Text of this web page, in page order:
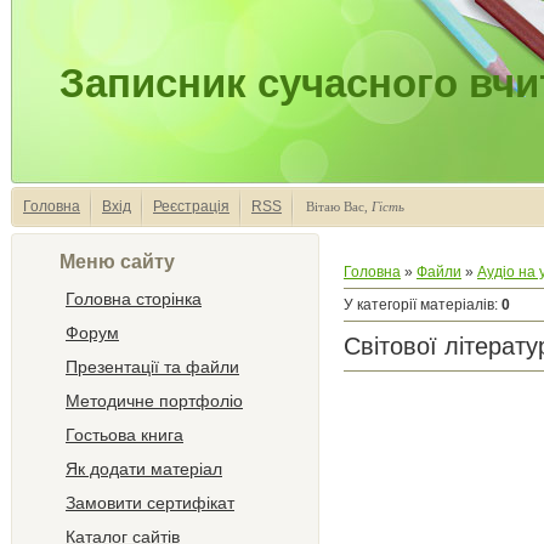
Записник сучасного
Головна Вхід Реєстрація RSS Вітаю Вас Гість
Меню сайту
Головна сторінка
Форум
Презентації та файли
Методичне портфоліо
Гостьова книга
Як додати матеріал
Замовити сертифікат
Каталог сайтів
Головна » Файли » Аудіо на
У категорії матеріалів: 0
Світової